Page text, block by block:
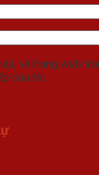
và trang web
của tôi.